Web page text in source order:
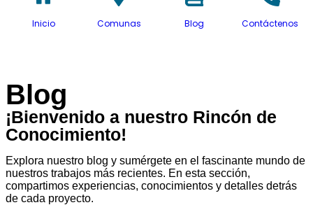
Inicio Comunas Blog Contáctenos
Blog
¡Bienvenido a nuestro Rincón de
Conocimiento!
Explora nuestro blog y sumérgete en el fascinante mundo de
nuestros trabajos más recientes. En esta sección,
compartimos experiencias, conocimientos y detalles detrás
de cada proyecto.